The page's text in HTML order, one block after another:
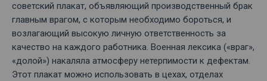
советский плакат, объявляющий производственный брак
главным врагом, с которым необходимо бороться, и
возлагающий высокую личную ответственность за
качество на каждого работника. Военная лексика («враг»,
«долой») накаляла атмосферу нетерпимости к дефектам.
Этот плакат можно использовать в цехах, отделах